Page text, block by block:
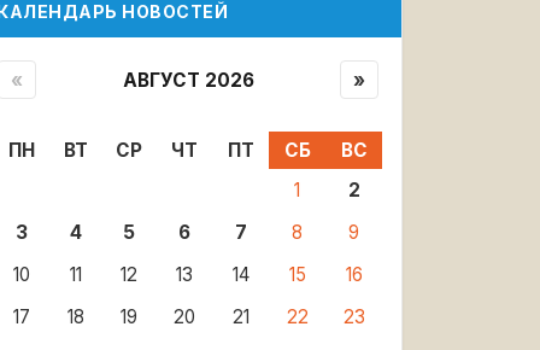
НОВОСТЕЙ
« АВГУСТ 2026 »
ПН ВТ СР ЧТ ПТ СБ
ВС
1
2
3
4 5 6 7 8
9
10
11 12 13 14 15
16
17
18 19 20 21 22
23